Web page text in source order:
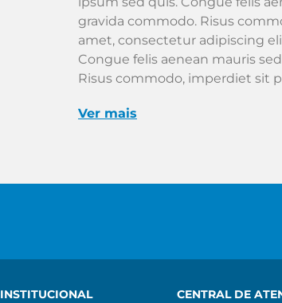
gravida commodo. Risus
amet, consectetur adipiscing
Congue felis aenean mauris
Risus commodo, imperdiet sit
Ver mais
INSTITUCIONAL
CENTRAL DE